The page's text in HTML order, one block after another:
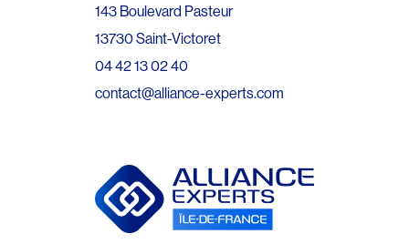
143 Boulevard Pasteur
13730 Saint-Victoret
04 42 13 02 40
contact@alliance-experts.com